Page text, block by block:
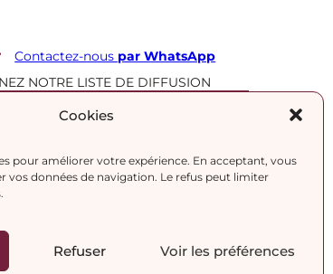
Cookies
pour améliorer votre expérience. En acceptant, vous
vos données de navigation. Le refus peut limiter
Refuser Voir les préférences
Contactez-nous par WhatsApp
NOTRE LISTE DE DIFFUSION